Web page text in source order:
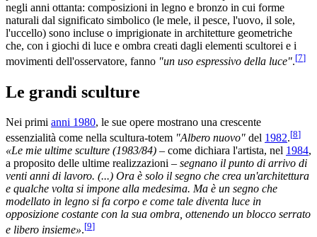
negli anni ottanta: composizioni in legno e bronzo in cui forme
naturali dal significato simbolico (le mele, il pesce, l'uovo, il sole,
l'uccello) sono incluse o imprigionate in architetture geometriche
che, con i giochi di luce e ombra creati dagli elementi scultorei e i
movimenti dell'osservatore, fanno "un uso espressivo della luce".[7]
Le grandi sculture
Nei primi anni 1980, le sue opere mostrano una crescente
essenzialità come nella scultura-totem "Albero nuovo" del 1982.[8]
«Le mie ultime sculture (1983/84) – come dichiara l'artista, nel 1984,
a proposito delle ultime realizzazioni – segnano il punto di arrivo di
venti anni di lavoro. (...) Ora è solo il segno che crea un'architettura
e qualche volta si impone alla medesima. Ma è un segno che
modellato in legno si fa corpo e come tale diventa luce in
opposizione costante con la sua ombra, ottenendo un blocco serrato
e libero insieme».[9]